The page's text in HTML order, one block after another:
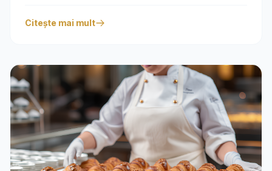
Citește mai mult